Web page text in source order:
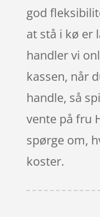
god
at stå i kø er
handler vi
kassen, når
handle, så
vente på fru
spørge om,
koster.